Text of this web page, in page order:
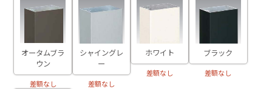
オータムブラ
ウン
差額なし
シャイングレ
ー
差額なし
ホワイト
差額なし
ブラック
差額なし